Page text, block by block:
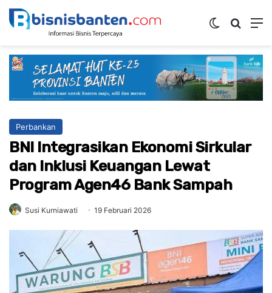
Switch skin
Perbankan
BNI Integrasikan Ekonomi Sirkular
dan Inklusi Keuangan Lewat
Program Agen46 Bank Sampah
Susi Kurniawati 19 Februari 2026